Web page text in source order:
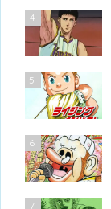
4
5
6
7